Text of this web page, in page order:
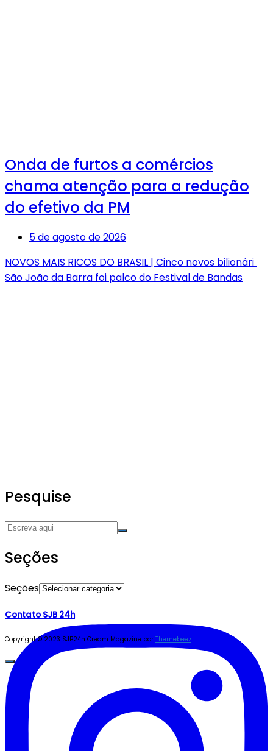
Onda de furtos a comércios
chama atenção para a redução
do efetivo da PM
5 de agosto de 2026
NOVOS MAIS RICOS DO BRASIL | Cinco novos bilionári
São João da Barra foi palco do Festival de Bandas
Pesquise
Seções
Seções
Contato SJB 24h
Copyright © 2023 SJB24h Cream Magazine por Themebeez